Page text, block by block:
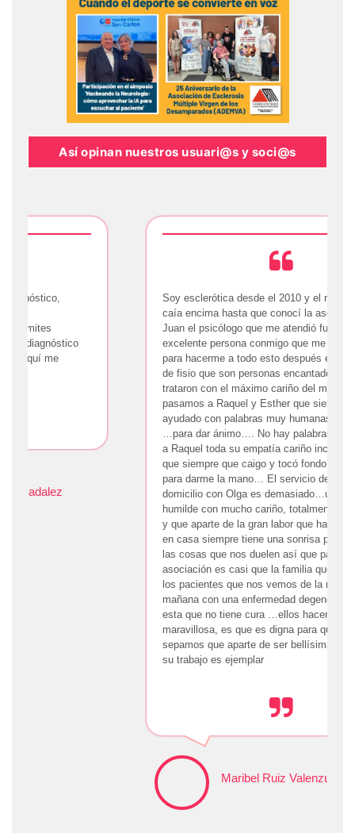
Así opinan nuestros usuari@s y soci@s
Soy esclerótica desde el 2010 y el mundo se me
caía encima hasta que conocí la asociación…
Juan el psicólogo que me atendió fue una
excelente persona conmigo que me dio fuerza
para hacerme a todo esto después está el grupo
de fisio que son personas encantadoras que me
trataron con el máximo cariño del mundo y luego
pasamos a Raquel y Esther que siempre me han
ayudado con palabras muy humanas en la boca
…para dar ánimo…. No hay palabras para definir
a Raquel toda su empatía cariño incondicional
que siempre que caigo y tocó fondo, ella está ahí
para darme la mano… El servicio de ayuda a
domicilio con Olga es demasiado…una persona
humilde con mucho cariño, totalmente empática
y que aparte de la gran labor que hace ayudando
en casa siempre tiene una sonrisa para olvidar
las cosas que nos duelen así que para mí la
asociación es casi que la familia que buscamos
los pacientes que nos vemos de la noche a la
mañana con una enfermedad degenerativa como
esta que no tiene cura …ellos hacen una labor
maravillosa, es que es digna para que todos
sepamos que aparte de ser bellísimas personas,
su trabajo es ejemplar
Maribel Ruiz Valenzuela